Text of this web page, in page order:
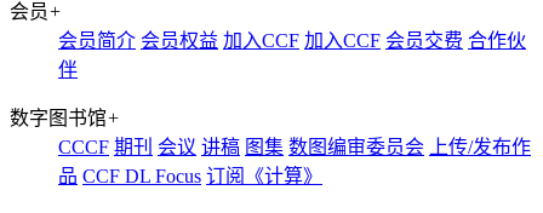
会员+
会员简介 会员权益 加入CCF 加入CCF 会员交费 合作伙
伴
数字图书馆+
CCCF 期刊 会议 讲稿 图集 数图编审委员会
上传/发布作
品 CCF DL Focus 订阅《计算》